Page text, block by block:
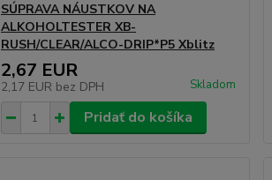
SÚPRAVA NÁUSTKOV NA
ALKOHOLTESTER XB-
RUSH/CLEAR/ALCO-DRIP*P5 Xblitz
2,67 EUR
2,17 EUR bez DPH Skladom
Pridať do košíka